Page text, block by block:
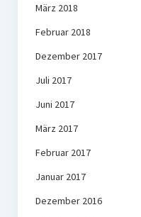
März 2018
Februar 2018
Dezember 2017
Juli 2017
Juni 2017
März 2017
Februar 2017
Januar 2017
Dezember 2016